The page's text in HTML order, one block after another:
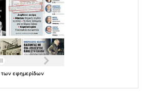
των εφημερίδων